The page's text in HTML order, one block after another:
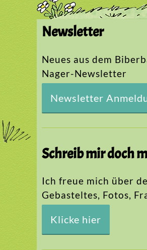
Newsletter
Neues aus dem
Nager-Newsletter
Newsletter
Schreib mir doch
Ich freue mich über
Gebasteltes, Fotos,
Klicke hier